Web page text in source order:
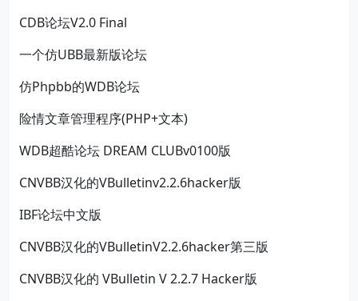
CDB论坛V2.0 Final
一个仿UBB最新版论坛
仿Phpbb的WDB论坛
险情文章管理程序(PHP+文本)
WDB超酷论坛 DREAM CLUBv0100版
CNVBB汉化的VBulletinv2.2.6hacker版
IBF论坛中文版
CNVBB汉化的VBulletinV2.2.6hacker第三版
CNVBB汉化的 VBulletin V 2.2.7 Hacker版